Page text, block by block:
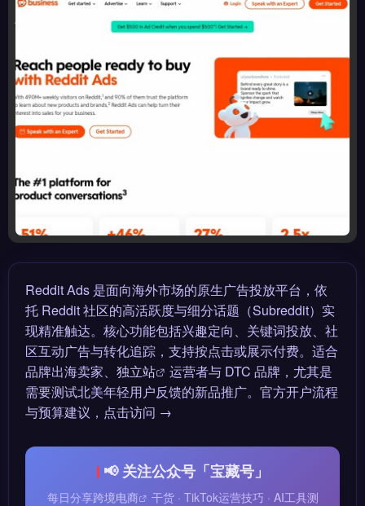
Reddit Ads 是面向海外市场的原生广告投放平台，依
托 Reddit 社区的高活跃度与细分话题（Subreddit）实
现精准触达。核心功能包括兴趣定向、关键词投放、社
区互动广告与转化追踪，支持按点击或展示付费。适合
品牌出海卖家、 独立站
运营者与 DTC 品牌，尤其是
需要测试北美年轻用户反馈的新品推广。官方开户流程
与预算建议，点击访问 →
📢 关注公众号「宝藏号」
每日分享跨境电商
干货 · TikTok运营技巧 · AI工具测